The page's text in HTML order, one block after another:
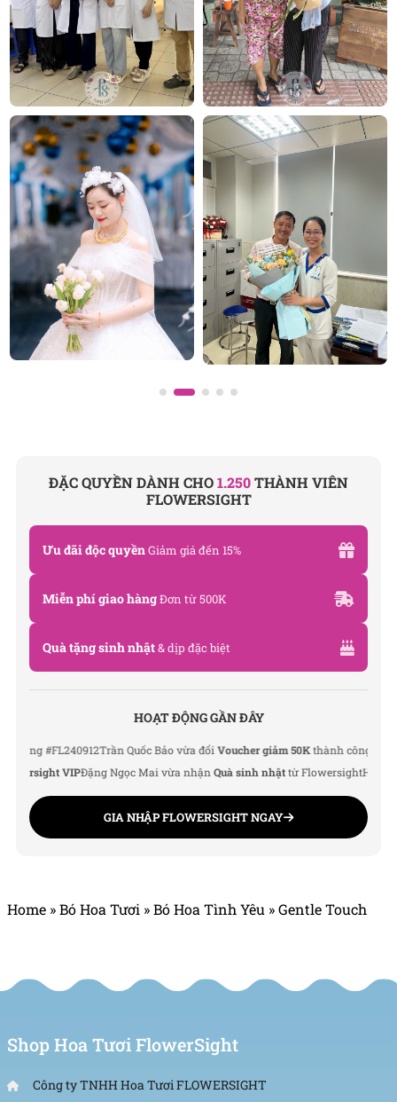
các mẫubó hoa cướiđược chăm chút kỹ lưỡng.
Văn Phòng: 235A Hoàng Hoa Thám, P.5, Quận Phú
Nhuận, TP.HCM
Địa chỉ: 120B Huỳnh Văn Bánh, P.11, Quận Phú Nhuận,
TP.HCM
Hotline: 093 407 2575
E-mail:info@flowersight.com
Website:https://flowersight.com/
Đánh giá product này
ĐẶC QUYỀN DÀNH CHO1.250THÀNH VIÊN
FLOWERSIGHT
Ưu đãi độc quyềnGiảm giá đến 15%
Miễn phí giao hàngĐơn từ 500K
Quà tặng sinh nhật& dịp đặc biệt
HOẠT ĐỘNG GẦN ĐÂY
#FL240912Trần Quốc Bảo vừa đổiVoucher giảm 50Kthành côngLê Thu Hà
VIPĐặng Ngọc Mai vừa nhậnQuà sinh nhật từ FlowersightHoàng Đức
GIA NHẬP FLOWERSIGHT NGAY
Home »Bó Hoa Tươi »Bó Hoa Tình Yêu »Gentle Touch
Shop Hoa Tươi FlowerSight
Công ty TNHH Hoa Tươi FLOWERSIGHT